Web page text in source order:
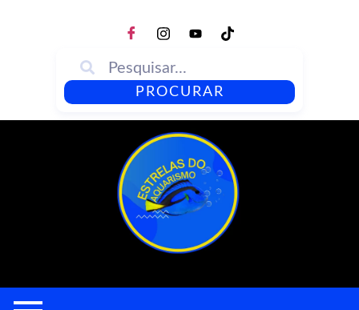
PROCURAR